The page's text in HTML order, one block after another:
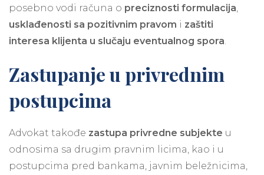
posebno vodi računa o preciznosti formulacija,
usklađenosti sa pozitivnim pravom i zaštiti
interesa klijenta u slučaju eventualnog spora.
Zastupanje u privrednim
postupcima
Advokat takođe zastupa privredne subjekte u
odnosima sa drugim pravnim licima, kao i u
postupcima pred bankama, javnim beležnicima,